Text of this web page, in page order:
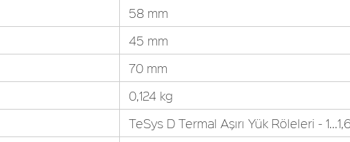
58 mm
45 mm
70 mm
0,124 kg
TeSys D Termal Aşırı Yük Röleleri -